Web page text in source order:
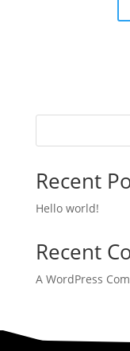
Recent
Hello world!
Recent
A WordPress